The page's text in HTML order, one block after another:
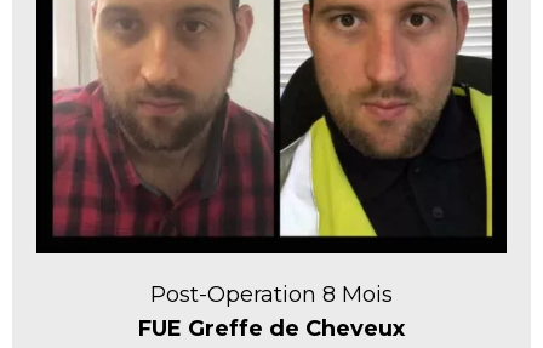
Post-Operation 8 Mois
FUE Greffe de Cheveux